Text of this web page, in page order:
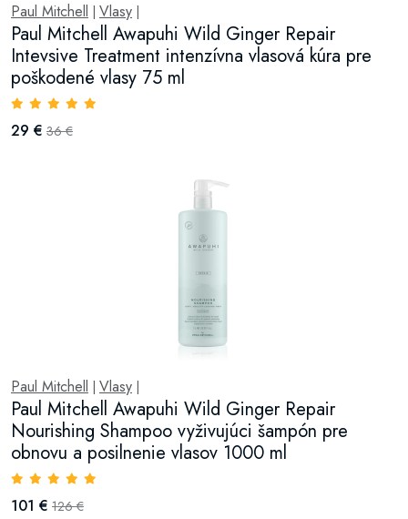
Paul Mitchell Vlasy
Paul Mitchell Awapuhi Wild Ginger Repair
Intevsive Treatment intenzívna vlasová kúra pre
poškodené vlasy 75 ml
29 € 36 €
Paul Mitchell Vlasy
Paul Mitchell Awapuhi Wild Ginger Repair
Nourishing Shampoo vyživujúci šampón pre
obnovu a posilnenie vlasov 1000 ml
101 € 126 €